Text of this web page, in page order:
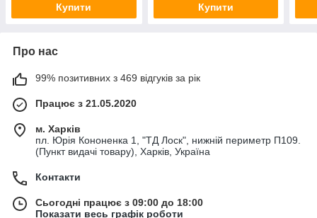
Купити Купити
Про нас
99% позитивних з 469 відгуків за рік
Працює з 21.05.2020
м. Харків
пл. Юрія Кононенка 1, "ТД Лоск", нижній периметр П109.
(Пункт видачі товару), Харків, Україна
Контакти
Сьогодні працює з 09:00 до 18:00
Показати весь графік роботи